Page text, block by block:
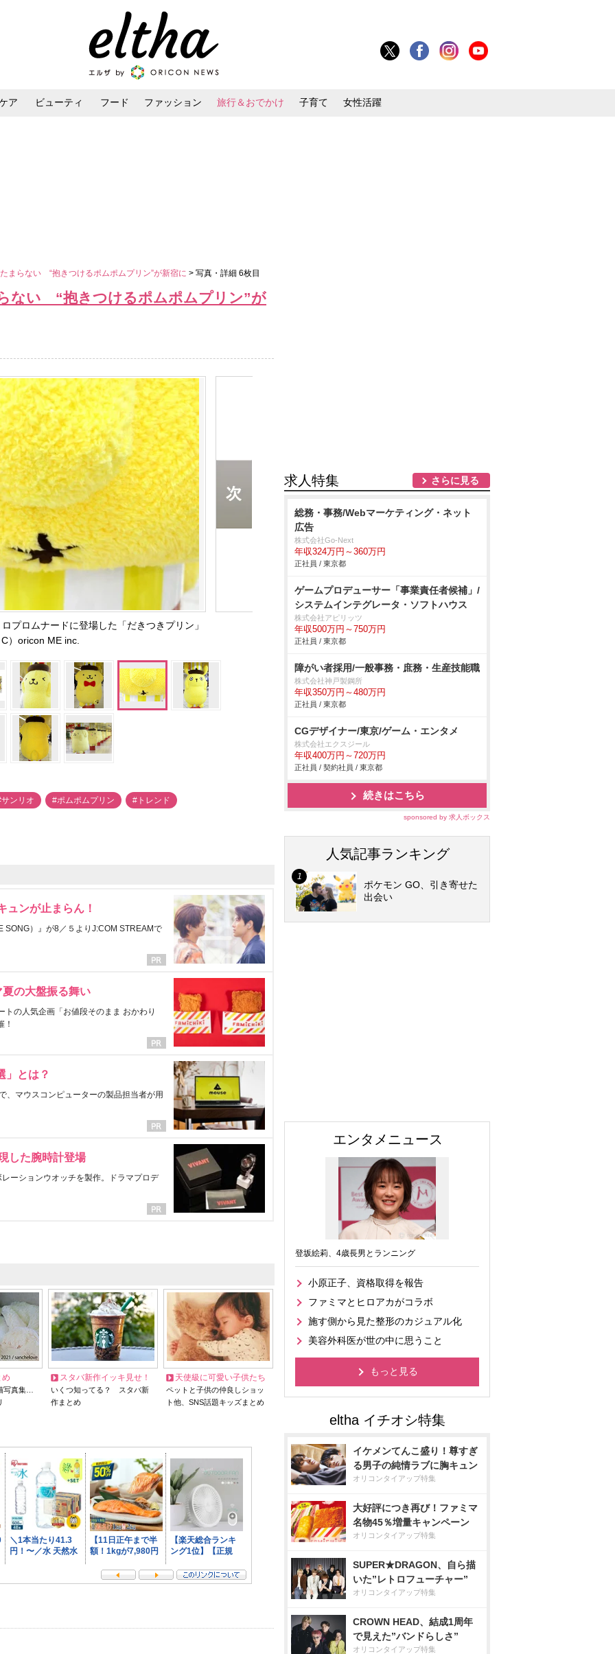
ア ビューティ フード ファッション 旅行＆おでかけ 子育て 女性活躍
まらない “抱きつけるポムポムプリン”が新宿に > 写真・詳細 6枚目
ない “抱きつけるポムポムプリン”が
プロムナードに登場した「だきつきプリン」
）oricon ME inc.
ンリオ #ポムポムプリン #トレンド
ュンが止まらん！
SONG）』が8／５よりJ:COM STREAMで
の大盤振る舞い
の人気企画「お値段そのまま おかわり
！
」とは？
、マウスコンピューターの製品担当者が用
した腕時計登場
ーションウオッチを製作。ドラマプロデ
め
写真集…
スタバ新作イッキ見せ！
いくつ知ってる？ スタバ新
作まとめ
天使級に可愛い子供たち
ペットと子供の仲良しショッ
ト他、SNS話題キッズまとめ
求人特集 さらに見る
総務・事務/Webマーケティング・ネット
広告
株式会社Go-Next
年収324万円～360万円
正社員 / 東京都
ゲームプロデューサー「事業責任者候補」/
システムインテグレータ・ソフトハウス
株式会社アピリッツ
年収500万円～750万円
正社員 / 東京都
障がい者採用/一般事務・庶務・生産技能職
株式会社神戸製鋼所
年収350万円～480万円
正社員 / 東京都
CGデザイナー/東京/ゲーム・エンタメ
株式会社エクスジール
年収400万円～720万円
正社員 / 契約社員 / 東京都
続きはこちら
sponsored by 求人ボックス
人気記事ランキング
ポケモン GO、引き寄せた
出会い
エンタメニュース
登坂絵莉、4歳長男とランニング
小原正子、資格取得を報告
ファミマとヒロアカがコラボ
施す側から見た整形のカジュアル化
美容外科医が世の中に思うこと
もっと見る
イケメンてんこ盛り！尊すぎ
る男子の純情ラブに胸キュン
オリコンタイアップ特集
大好評につき再び！ファミマ
名物45％増量キャンペーン
オリコンタイアップ特集
SUPER★DRAGON、自ら描
いた”レトロフューチャー”
オリコンタイアップ特集
CROWN HEAD、結成1周年
で見えた”バンドらしさ”
オリコンタイアップ特集